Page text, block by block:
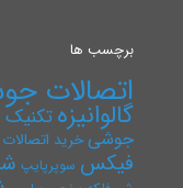
برچسب ها
اتصالات
گالوانیزه
جوشیخرید اتصالات
فیکس سوپرپایپ